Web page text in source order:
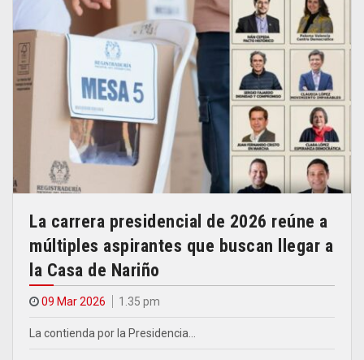
La carrera presidencial de 2026 reúne a
múltiples aspirantes que buscan llegar a
la Casa de Nariño
09 Mar 2026 1.35 pm
La contienda por la Presidencia…